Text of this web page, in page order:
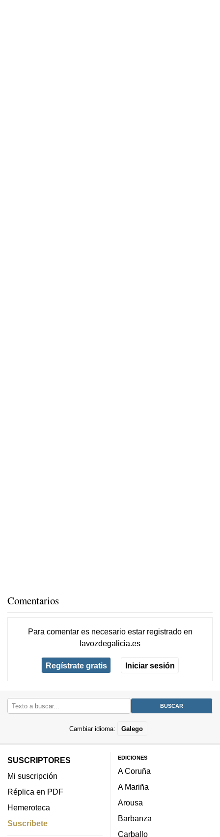
Comentarios
Para comentar es necesario estar registradoen
lavozdegalicia.es
Regístrate gratis Iniciar sesión
Cambiar idioma: Galego
SUSCRIPTORES
Mi suscripción
Réplica en PDF
Hemeroteca
Suscríbete
EDICIONES
A Coruña
A Mariña
Arousa
Barbanza
Carballo